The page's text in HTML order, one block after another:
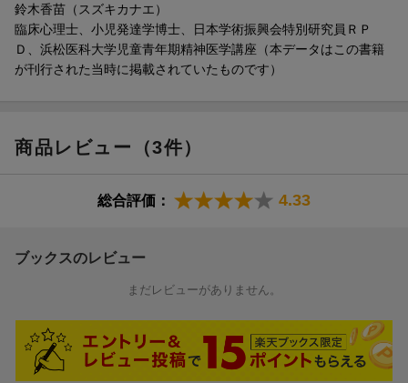
鈴木香苗（スズキカナエ）
臨床心理士、小児発達学博士、日本学術振興会特別研究員ＲＰ
Ｄ、浜松医科大学児童青年期精神医学講座（本データはこの書籍
が刊行された当時に掲載されていたものです）
商品レビュー（3件）
総合評価： 4.33
ブックスのレビュー
まだレビューがありません。